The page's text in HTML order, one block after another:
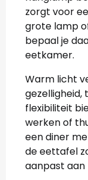
zorgt voor
grote lamp
bepaal je
eetkamer.
Warm licht
flexibiliteit
werken of
een diner
de eettafel
aanpast